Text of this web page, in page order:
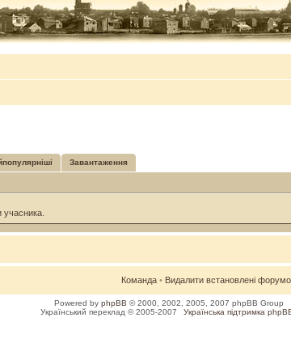
Завантаження
учасника.
Команда • Видалити встановлені
Powered by phpBB © 2000, 2002, 2005, 2007 phpBB Group
Український переклад © 2005-2007
Українська підтримка